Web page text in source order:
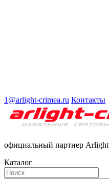
1@arlight-crimea.ru Контакты
официальный партнер Arlight
Каталог